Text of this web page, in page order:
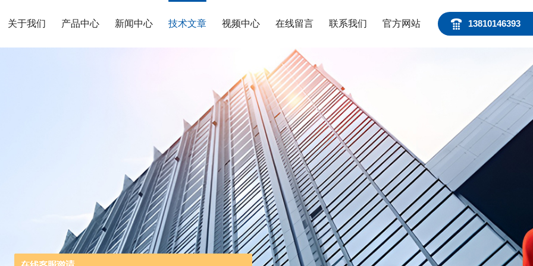
13810146393
关于我们 产品中心 新闻中心 技术文章 视频中心 在线留言 联系我们 官方网站